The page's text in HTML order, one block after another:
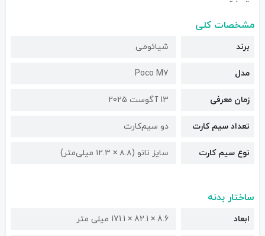
مشخصات کلی
برند شیائومی
مدل Poco M7
زمان معرفی 13 آگوست 2025
تعداد سیم کارت دو سیم‌کارت
نوع سیم کارت سایز نانو (۸.۸ × ۱۲.۳ میلی‌متر)
ساختار بدنه
ابعاد 8.6 × 82.1 × 171.1 میلی متر